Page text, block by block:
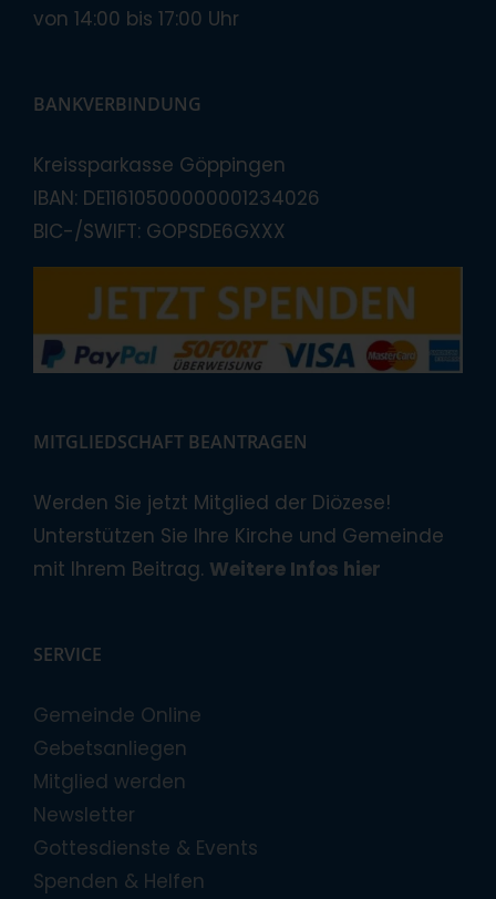
von 14:00 bis 17:00 Uhr
BANKVERBINDUNG
Kreissparkasse Göppingen
IBAN: DE11610500000001234026
BIC-/SWIFT: GOPSDE6GXXX
MITGLIEDSCHAFT BEANTRAGEN
Werden Sie jetzt Mitglied der Diözese!
Unterstützen Sie Ihre Kirche und Gemeinde
mit Ihrem Beitrag. Weitere Infos hier
SERVICE
Gemeinde Online
Gebetsanliegen
Mitglied werden
Newsletter
Gottesdienste & Events
Spenden & Helfen